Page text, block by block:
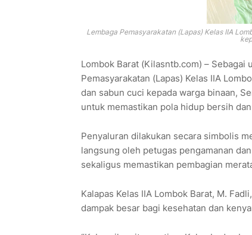
Lembaga Pemasyarakatan (Lapas) Kelas IIA
Lombok Barat (Kilasntb.com) – Sebagai
Pemasyarakatan (Lapas) Kelas IIA
dan sabun cuci kepada warga binaan,
untuk memastikan pola hidup bersih
Penyaluran dilakukan secara simbolis
langsung oleh petugas pengamanan
sekaligus memastikan pembagian
Kalapas Kelas IIA Lombok Barat, M.
dampak besar bagi kesehatan dan